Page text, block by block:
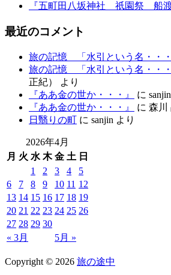
『五町田八坂神社 祇園祭 船渡
最近のコメント
旅の記憶 「水引という名・・・
旅の記憶 「水引という名・・・
正紀）
より
『ああ金の世か・・・』
に sanjin
『ああ金の世か・・・』
に 森川
日翳りの町 に sanjin より
2026年4月
月 火 水 木 金 土 日
« 3月 5月 »
1 2 3 4
5
6
7 8 9 10 11 12
13 14 15 16 17 18 19
20 21 22 23 24 25 26
27 28 29 30
Copyright © 2026 旅の途中